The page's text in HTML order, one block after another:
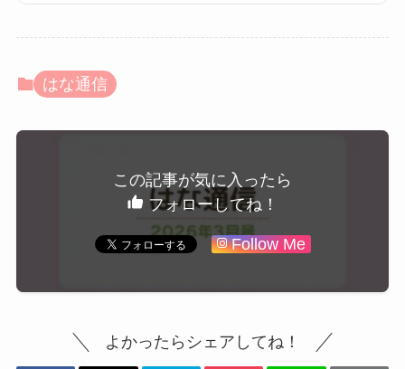
はな通信
この記事が気に入ったら
フォローしてね！
Follow Me
よかったらシェアしてね！